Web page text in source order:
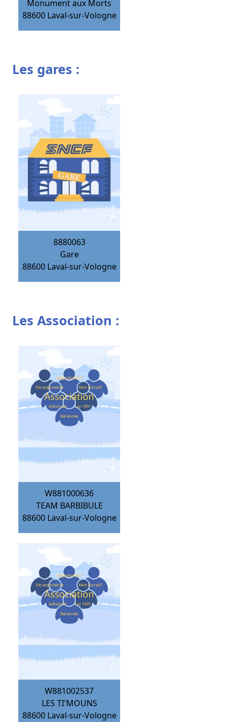
Monument aux Morts
88600 Laval-sur-Vologne
Les gares :
8880063
Gare
88600 Laval-sur-Vologne
Les Association :
W881000636
TEAM BARBIBULE
88600 Laval-sur-Vologne
W881002537
LES TI'MOUNS
88600 Laval-sur-Vologne